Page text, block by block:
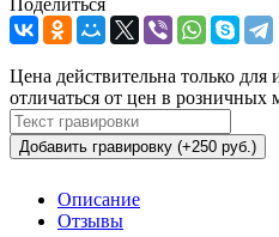
Поделиться
Цена действительна только
отличаться от цен в розничных
Добавить гравировку (+250 руб.)
Описание
Отзывы